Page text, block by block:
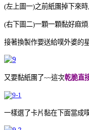
(左上圖一)之前紙團掉下來時
(右下圖二)一顆一顆黏好麻煩
接著換製作要送給噗外婆的
又要黏紙團了~~這次乾脆直
一樣選了卡片黏在下面當成